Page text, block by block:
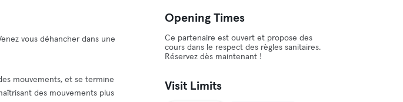
vous déhancher dans une
mouvements, et se termine
des mouvements plus
Opening Times
Ce partenaire est ouvert et propose des
cours dans le respect des règles sanitaires.
Réservez dès maintenant !
Visit Limits